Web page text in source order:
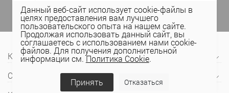
Компания
Сервис и поддержка
Данный веб-сайт использует cookie-файлы в
целях предоставления вам лучшего
пользовательского опыта на нашем сайте.
Продолжая использовать данный сайт, вы
соглашаетесь с использованием нами cookie-
файлов. Для получения дополнительной
информации см.Политика Cookie.
Принять Отказаться